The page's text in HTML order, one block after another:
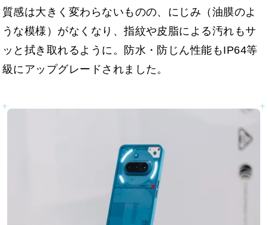
質感は大きく変わらないものの、にじみ（油膜のよ
うな模様）がなくなり、指紋や皮脂による汚れもサ
ッと拭き取れるように。防水・防じん性能もIP64等
級にアップグレードされました。